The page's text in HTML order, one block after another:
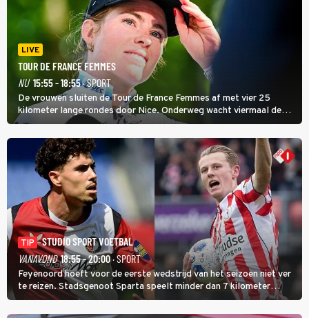
LIVE
TOUR DE FRANCE FEMMES
NU 15:55 - 18:55· SPORT
De vrouwen sluiten de Tour de France Femmes af met vier 25
kilometer lange rondes door Nice. Onderweg wacht viermaal de
zware Col d'Èze. Aan de finish op de Promenade des Anglais krijgt
de eindwinnaar de laatste gele trui.
TIP
STUDIO SPORT VOETBAL
VANAVOND 18:55 - 20:00· SPORT
Feyenoord hoeft voor de eerste wedstrijd van het seizoen niet ver
te reizen. Stadsgenoot Sparta speelt minder dan 7 kilometer
verderop. Feyenoord trok de Spaanse spits Nacho Ferri aan van
KVC Westerlo uit België.